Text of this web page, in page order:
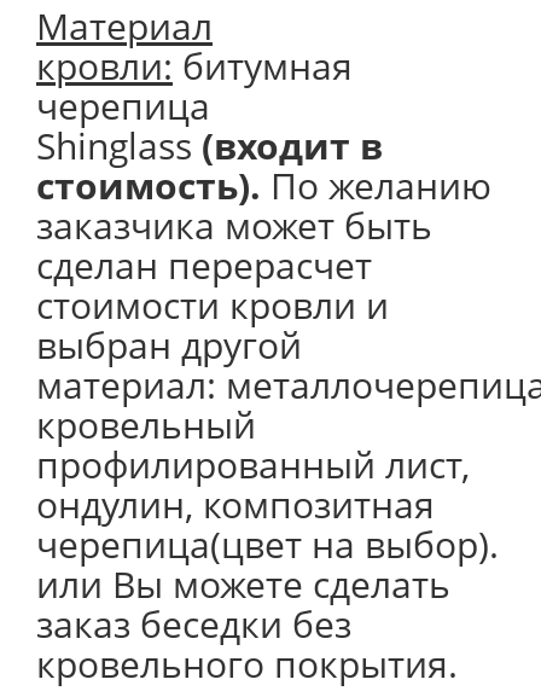
Материал
кровли: битумная
черепица
Shinglass (входит в
стоимость). По желанию
заказчика может быть
сделан перерасчет
стоимости кровли и
выбран другой
материал:
кровельный
профилированный лист,
ондулин, композитная
черепица(цвет на выбор).
или Вы можете сделать
заказ беседки без
кровельного покрытия.